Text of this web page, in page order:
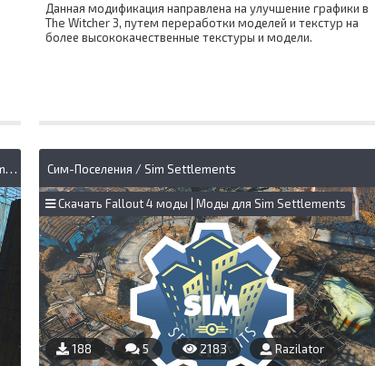
Данная модификация направлена на улучшение графики в
The Witcher 3, путем переработки моделей и текстур на
более высококачественные текстуры и модели.
С
им-Поселения: Промышленная революция / Sim Settlements - Industrial Revolution Сим-Поселения / Sim Settlements
Скачать Fallout 4 моды | Моды для Sim Settlements
188 5 2183 Razilator